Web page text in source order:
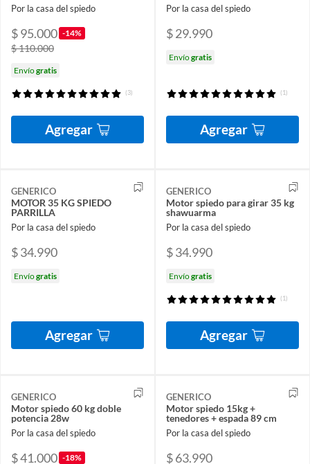
Por la casa del spiedo
$ 95.000 -14%
$ 110.000
Envíogratis
(3)
Agregar
Por la casa del spiedo
$ 29.990
Envíogratis
(1)
Agregar
GENERICO
MOTOR 35 KG SPIEDO
PARRILLA
Por la casa del spiedo
$ 34.990
Envíogratis
Agregar
GENERICO
Motor spiedo para girar 35 kg
shawuarma
Por la casa del spiedo
$ 34.990
Envíogratis
(1)
Agregar
GENERICO
Motor spiedo 60 kg doble
potencia 28w
Por la casa del spiedo
$ 41.000 -18%
GENERICO
Motor spiedo 15kg +
tenedores + espada 89 cm
Por la casa del spiedo
$ 63.990